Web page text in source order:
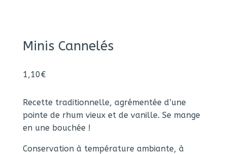
Minis Cannelés
1,10€
Recette traditionnelle, agrémentée d’une
pointe de rhum vieux et de vanille. Se mange
en une bouchée !
Conservation à température ambiante, à